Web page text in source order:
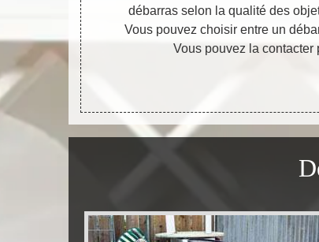
débarras selon la qualité des
Vous pouvez choisir entre un
Vous pouvez la contacter